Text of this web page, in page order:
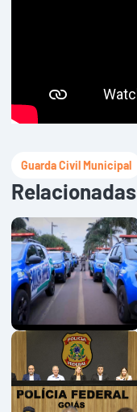
Guarda Civil Municipal
Relacionadas